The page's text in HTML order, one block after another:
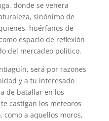
donde se venera
sinónimo de
huérfanos de
espacio de reflexión
del mercadeo político.
será por razones
y a tu interesado
de batallar en los
castigan los meteoros
a aquellos moros,